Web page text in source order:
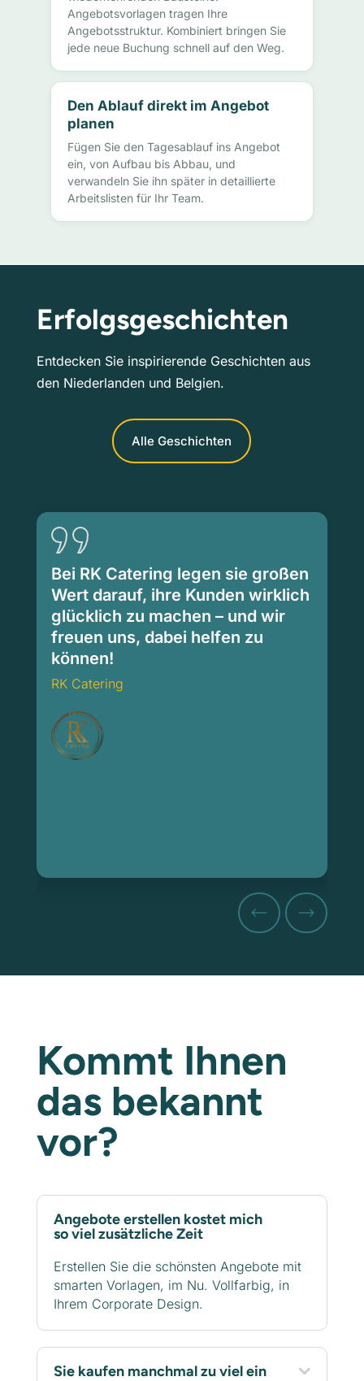
Angebotsvorlagen tragen Ihre
Angebotsstruktur. Kombiniert bringen Sie
jede neue Buchung schnell auf den Weg.
Den Ablauf direkt im Angebot
planen
Fügen Sie den Tagesablauf ins Angebot
ein, von Aufbau bis Abbau, und
verwandeln Sie ihn später in detaillierte
Arbeitslisten für Ihr Team.
Erfolgsgeschichten
Entdecken Sie inspirierende Geschichten aus
den Niederlanden und Belgien.
Alle Geschichten
Bei RK Catering legen sie großen
Wert darauf, ihre Kunden wirklich
glücklich zu machen – und wir
freuen uns, dabei helfen zu
können!
RK Catering
RK Catering
Kommt Ihnen
das bekannt
vor?
Angebote erstellen kostet mich
so viel zusätzliche Zeit
Erstellen Sie die schönsten Angebote mit
smarten Vorlagen, im Nu. Vollfarbig, in
Ihrem Corporate Design.
Sie kaufen manchmal zu viel ein